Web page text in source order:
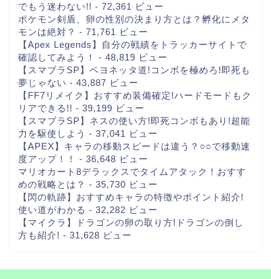
でもう迷わない!! - 72,361 ビュー
ポケモン剣盾、卵の性別の決まり方とは？孵化にメタ
モンは絶対？ - 71,761 ビュー
【Apex Legends】自分の戦績をトラッカーサイトで
確認してみよう！
- 48,819 ビュー
【スマブラSP】ベヨネッタ道!コンボを極めろ!即死も
夢じゃない - 43,887 ビュー
【FF7リメイク】おすすめ装備確定!ハードモードもク
リアできる!! - 39,199 ビュー
【スマブラSP】ネスの使い方!即死コンボもあり!超能
力を駆使しよう - 37,041 ビュー
【APEX】キャラの移動スピードは違う？○○で移動速
度アップ！！
- 36,648 ビュー
マリオカート8デラックスでタイムアタック！おすす
めの戦略とは？ - 35,730 ビュー
【閃の軌跡】おすすめキャラの特徴やポイント紹介!
使い道がわかる - 32,282 ビュー
【マイクラ】ドラゴンの卵の取り方!ドラゴンの倒し
方も紹介! - 31,628 ビュー